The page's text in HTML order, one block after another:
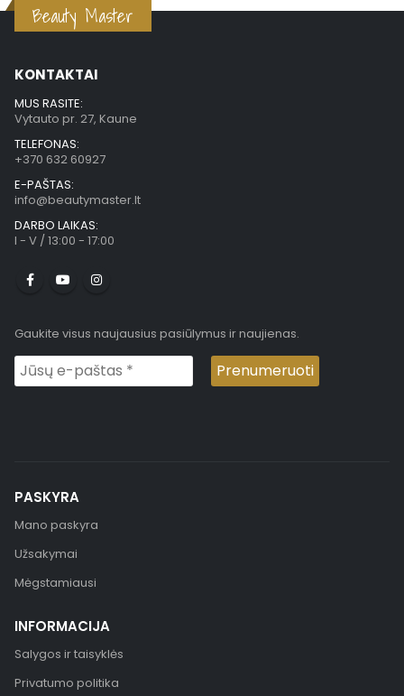
Beauty Master
KONTAKTAI
MUS RASITE:
Vytauto pr. 27, Kaune
TELEFONAS:
+370 632 60927
E-PAŠTAS:
info@beautymaster.lt
DARBO LAIKAS:
I - V / 13:00 - 17:00
Gaukite visus naujausius pasiūlymus ir naujienas.
PASKYRA
Mano paskyra
Užsakymai
Mėgstamiausi
INFORMACIJA
Salygos ir taisyklės
Privatumo politika